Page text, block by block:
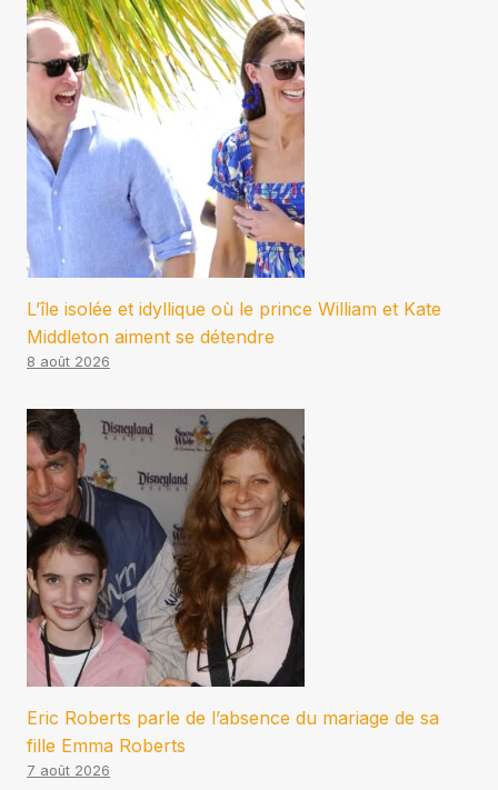
L’île isolée et idyllique où le prince William et Kate
Middleton aiment se détendre
8 août 2026
Eric Roberts parle de l’absence du mariage de sa
fille Emma Roberts
7 août 2026